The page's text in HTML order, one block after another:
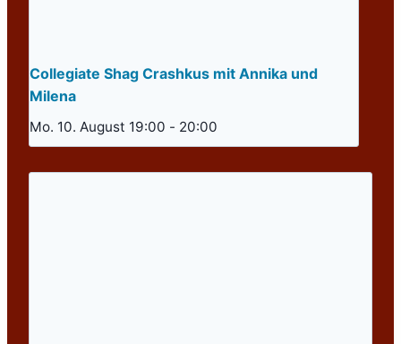
Collegiate Shag Crashkus mit Annika und
Milena
Mo. 10. August 19:00 - 20:00